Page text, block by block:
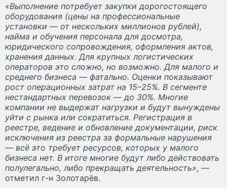
«Выполнение потребует закупки дорогостоящего
оборудования (цены на профессиональные
установки — от нескольких миллионов рублей),
найма и обучения персонала для досмотра,
юридического сопровождения, оформления актов,
хранения данных. Для крупных логистических
операторов это сложно, но возможно. Для малого и
среднего бизнеса — фатально. Оценки показывают
рост операционных затрат на 15–25%. В сегменте
нестандартных перевозок — до 30%. Многие
компании не выдержат нагрузки и будут вынуждены
уйти с рынка или сократиться. Регистрация в
реестре, ведение и обновление документации, риск
исключения из реестра за формальные нарушения
— всё это требует ресурсов, которых у малого
бизнеса нет. В итоге многие будут либо действовать
полулегально, либо прекращать деятельность», —
отметил г-н Золотарёв.